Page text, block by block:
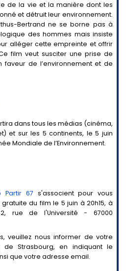
de la vie et la manière dont les
et détruit leur environnement.
Bertrand ne se borne pas à
des hommes mais insiste
alléger cette empreinte et offrir
film veut susciter une prise de
de l’environnement et de
dans tous les médias (cinéma,
et sur les 5 continents, le 5 juin
Mondiale de l’Environnement.
Partir 67 s'associent pour vous
du film le 5 juin à 20h15, à
rue de l'Université - 67000
veuillez nous informer de votre
Strasbourg, en indiquant le
que votre adresse email.